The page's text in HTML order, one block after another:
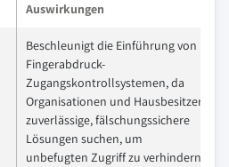
Auswirkungen
Beschleunigt die Einführung von
Fingerabdruck-
Zugangskontrollsystemen, da
Organisationen und Hausbesitzer
zuverlässige, fälschungssichere
Lösungen suchen, um
unbefugten Zugriff zu verhindern